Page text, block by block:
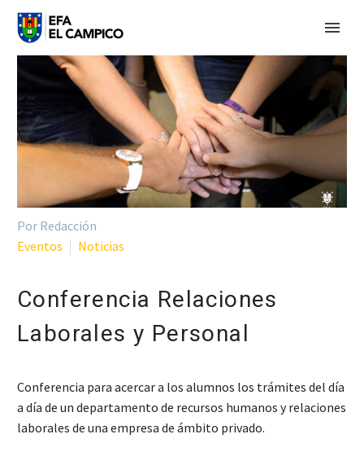
Por Redacción
Eventos
Noticias
Conferencia Relaciones
Laborales y Personal
Conferencia para acercar a los alumnos los trámites del día
a día de un departamento de recursos humanos y relaciones
laborales de una empresa de ámbito privado.